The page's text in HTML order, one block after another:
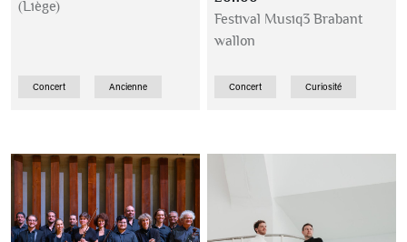
(Liège)
Concert Ancienne
Festival Musiq3 Brabant
wallon
Concert Curiosité